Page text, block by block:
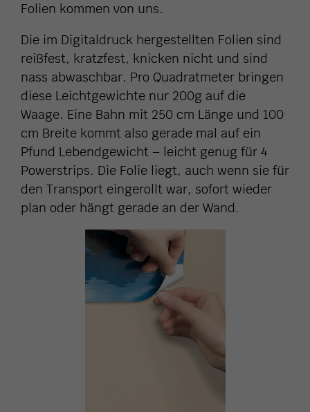
Folien kommen von uns.
Die im Digitaldruck hergestellten Folien sind
reißfest, kratzfest, knicken nicht und sind
nass abwaschbar. Pro Quadratmeter bringen
diese Leichtgewichte nur 200g auf die
Waage. Eine Bahn mit 250 cm Länge und 100
cm Breite kommt also gerade mal auf ein
Pfund Lebendgewicht – leicht genug für 4
Powerstrips. Die Folie liegt, auch wenn sie für
den Transport eingerollt war, sofort wieder
plan oder hängt gerade an der Wand.